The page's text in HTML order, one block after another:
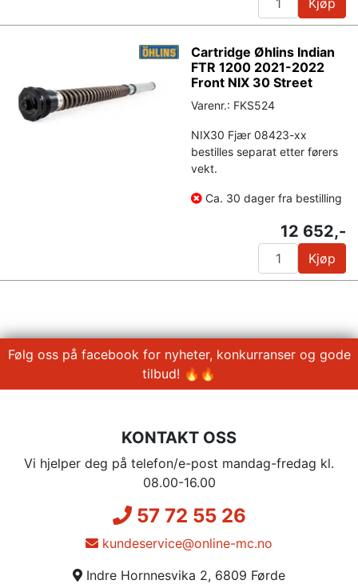
Cartridge Øhlins Indian
FTR 1200 2021-2022
Front NIX 30 Street
Varenr.: FKS524
NIX30 Fjær 08423-xx
bestilles separat etter førers
vekt.
Ca. 30 dager fra bestilling
12 652,-
Kjøp
Følg oss på facebook for nyheter, konkurranser og gode
tilbud! 🔥🔥
KONTAKT OSS
Vi hjelper deg på telefon/e-post mandag-fredag kl.
08.00-16.00
57 72 55 26
kundeservice@online-mc.no
Indre Hornnesvika 2, 6809 Førde